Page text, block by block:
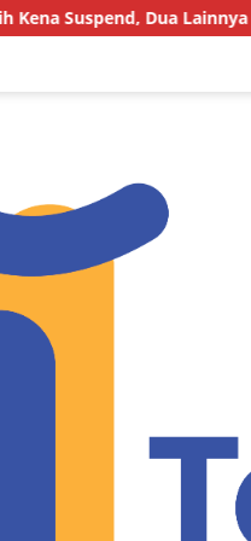
Dua Lainnya Belum Jalan